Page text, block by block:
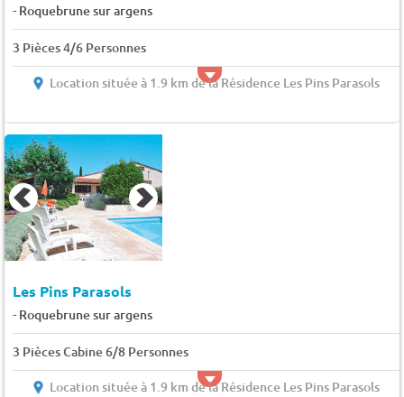
- Roquebrune sur argens
3 Pièces 4/6 Personnes
Location située à 1.9 km de la Résidence Les Pins Parasols
Les Pins Parasols
- Roquebrune sur argens
3 Pièces Cabine 6/8 Personnes
Location située à 1.9 km de la Résidence Les Pins Parasols